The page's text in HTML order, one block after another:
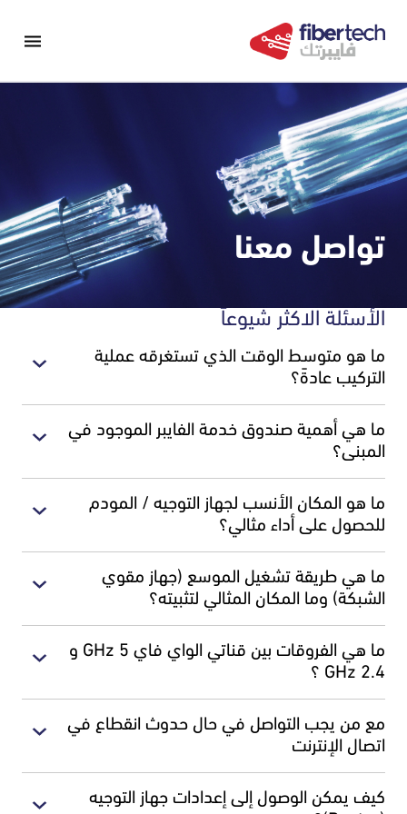
تواصل معنا
الأسئلة الاكثر شيوعاً
ما هو متوسط الوقت الذي تستغرقه عملية
التركيب عادةً؟
فنيي التركيب لتحديد موعد التركيب.
ما هي أهمية صندوق خدمة الفايبر الموجود في
المبنى؟
الداخلية والخارجية وتوزيع الإنترنت لعدة وحدات سكنية أو تجارية، حيث تم
تصميم هذا الصندوق للعمل بشكل مستقل دون أن يؤثر على اشتراكات
ما هو المكان الأنسب لجهاز التوجيه / المودم
للحصول على أداء مثالي؟
الإشارة تضعف مع ابتعاد المسافة عن الجهاز، مما يؤثر على السرعة والتغطية
في باقي أجزاء المنزل.
ما هي طريقة تشغيل الموسع (جهاز مقوي
الشبكة) وما المكان المثالي لتثبيته؟
إلى الأبيض. يمكنك استخدام الموسع لتعزيز إشارة الواي فاي في المناطق ذات
الإشارة الضعيفة أو بالقرب من الغرف البعيدة عن جهاز التوجيه.
ما هي الفروقات بين قناتي الواي فاي 5 GHz و
GHz 2.4 ؟
بالألعاب ومشاهدة المحتوى عالي الجودة. بينما يمكنك استخدام قناة الـ 2.4
GHz لتوفير تغطية أوسع تناسب الأجهزة البعيدة. وعليه، يُرجى التأكد من توافق
مع من يجب التواصل في حال حدوث انقطاع في
اتصال الإنترنت
بحل المشكلة بأسرع ما يمكن.
كيف يمكن الوصول إلى إعدادات جهاز التوجيه